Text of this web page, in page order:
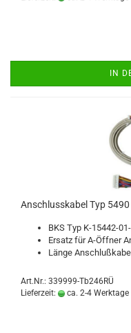
IN
An­schluss­ka­bel Typ 5490
BKS Typ K-​15442-
Er­satz für A-​Öffner
Länge
Art.Nr.: 339999-Tb246RÜ
Lieferzeit:
ca. 2-4 Werktage